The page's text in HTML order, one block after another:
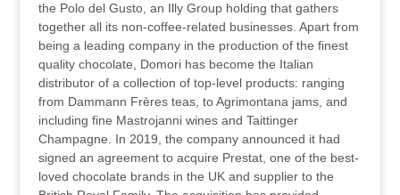
the Polo del Gusto, an Illy Group holding that gathers
together all its non-coffee-related businesses. Apart from
being a leading company in the production of the finest
quality chocolate, Domori has become the Italian
distributor of a collection of top-level products: ranging
from Dammann Frères teas, to Agrimontana jams, and
including fine Mastrojanni wines and Taittinger
Champagne. In 2019, the company announced it had
signed an agreement to acquire Prestat, one of the best-
loved chocolate brands in the UK and supplier to the